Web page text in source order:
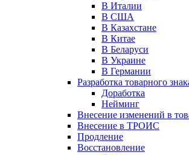
В Италии
В США
В Казахстане
В Китае
В Беларуси
В Украине
В Германии
Разработка товарного
Доработка
Нейминг
Внесение изменений в
Внесение в ТРОИС
Продление
Восстановление